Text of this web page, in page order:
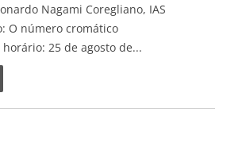
Nagami Coregliano, IAS
O número cromático
25 de agosto de...